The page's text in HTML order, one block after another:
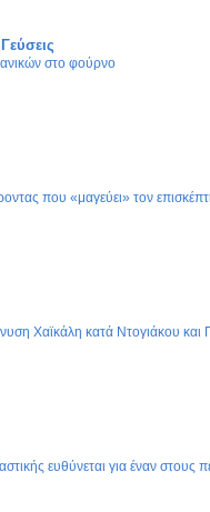
στο φούρνο
που «μαγεύει» τον
Χαϊκάλη κατά Ντογιάκου
ευθύνεται για έναν